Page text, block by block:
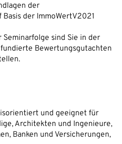
der
der ImmoWertV2021
Seminarfolge sind Sie in der
Bewertungsgutachten
und geeignet für
Architekten und Ingenieure,
Banken und Versicherungen,